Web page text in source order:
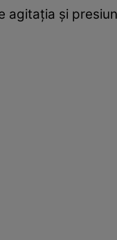
și